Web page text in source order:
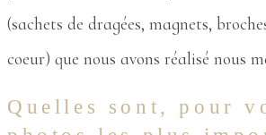
(sachets de dragées, magnets,
coeur) que nous avons réalisé nous
Quelles sont, pour